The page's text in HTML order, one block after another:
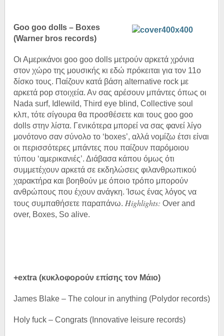
Goo goo dolls – Boxes
(Warner bros records)
Οι Αμερικάνοι goo goo dolls μετρούν αρκετά χρόνια
στον χώρο της μουσικής κι εδώ πρόκειται για τον 11ο
δίσκο τους. Παίζουν κατά βάση alternative rock με
αρκετά pop στοιχεία. Αν σας αρέσουν μπάντες όπως οι
Nada surf, Idlewild, Third eye blind, Collective soul
κλπ, τότε σίγουρα θα προσθέσετε και τους goo goo
dolls στην λίστα. Γενικότερα μπορεί να σας φανεί λίγο
μονότονο σαν σύνολο το ‘boxes’, αλλά νομίζω έτσι είναι
οι περισσότερες μπάντες που παίζουν παρόμοιου
τύπου ‘αμερικανιές’. Διάβασα κάπου όμως ότι
συμμετέχουν αρκετά σε εκδηλώσεις φιλανθρωπικού
χαρακτήρα και βοηθούν με όποιο τρόπο μπορούν
ανθρώπους που έχουν ανάγκη. Ίσως ένας λόγος να
τους συμπαθήσετε παραπάνω. Highlights: Over and
over, Boxes, So alive.
+extra (κυκλοφορούν επίσης τον Μάιο)
James Blake – The colour in anything (Polydor records)
Holy fuck – Congrats (Innovative leisure records)